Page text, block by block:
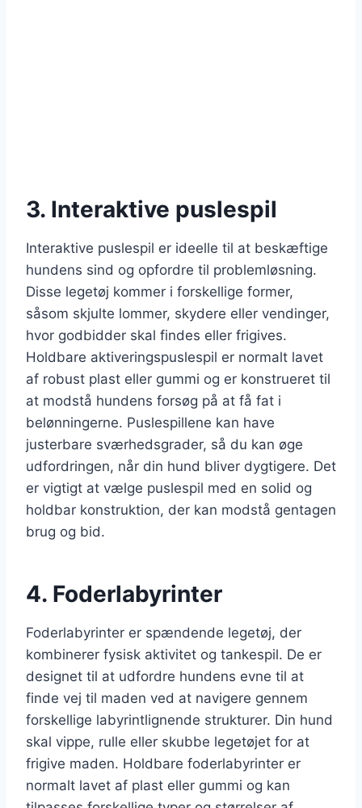
3. Interaktive puslespil
Interaktive puslespil er ideelle til at beskæftige
hundens sind og opfordre til problemløsning.
Disse legetøj kommer i forskellige former,
såsom skjulte lommer, skydere eller vendinger,
hvor godbidder skal findes eller frigives.
Holdbare aktiveringspuslespil er normalt lavet
af robust plast eller gummi og er konstrueret til
at modstå hundens forsøg på at få fat i
belønningerne. Puslespillene kan have
justerbare sværhedsgrader, så du kan øge
udfordringen, når din hund bliver dygtigere. Det
er vigtigt at vælge puslespil med en solid og
holdbar konstruktion, der kan modstå gentagen
brug og bid.
4. Foderlabyrinter
Foderlabyrinter er spændende legetøj, der
kombinerer fysisk aktivitet og tankespil. De er
designet til at udfordre hundens evne til at
finde vej til maden ved at navigere gennem
forskellige labyrintlignende strukturer. Din hund
skal vippe, rulle eller skubbe legetøjet for at
frigive maden. Holdbare foderlabyrinter er
normalt lavet af plast eller gummi og kan